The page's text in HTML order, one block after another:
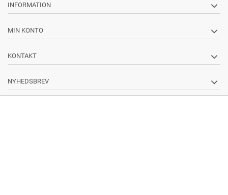
INFORMATION
MIN KONTO
KONTAKT
NYHEDSBREV